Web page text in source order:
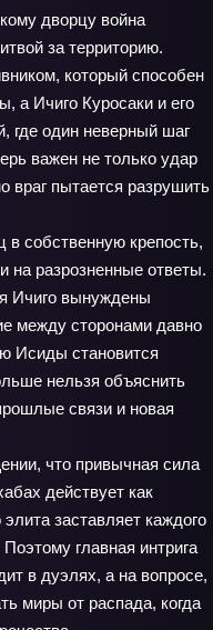
дворцу война
за территорию.
который способен
а Ичиго Куросаки и его
где один неверный шаг
важен не только удар
враг пытается разрушить
собственную крепость,
на разрозненные ответы.
Ичиго вынуждены
между сторонами давно
Исиды становится
нельзя объяснить
связи и новая
что привычная сила
действует как
заставляет каждого
главная интрига
в дуэлях, а на вопросе,
миры от распада, когда